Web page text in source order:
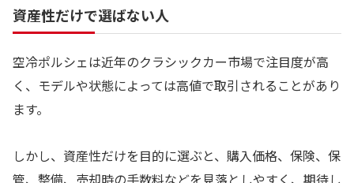
資産性だけで選ばない人
空冷ポルシェは近年のクラシックカー市場で注目度が高
く、モデルや状態によっては高値で取引されることがあり
ます。
しかし、資産性だけを目的に選ぶと、購入価格、保険、保